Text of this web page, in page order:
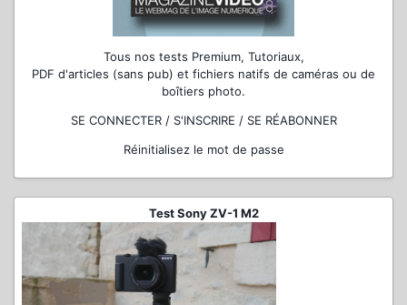
Tous nos tests Premium, Tutoriaux,
PDF d'articles (sans pub) et fichiers natifs de caméras ou de
boîtiers photo.
SE CONNECTER / S'INSCRIRE / SE RÉABONNER
Réinitialisez le mot de passe
Test Sony ZV-1 M2